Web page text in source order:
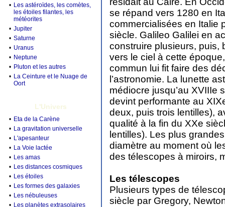
• Les astéroïdes, les comètes,
les étoiles filantes, les
météorites
• Jupiter
• Saturne
• Uranus
• Neptune
• Pluton et les autres
• La Ceinture et le Nuage de
Oort
L'Univers
• Eta de la Carène
• La gravitation universelle
• L'apesanteur
• La Voie lactée
• Les amas
• Les distances cosmiques
• Les étoiles
• Les formes des galaxies
• Les nébuleuses
• Les planètes extrasolaires
se répand vers 1280 en
commercialisées en Italie
siècle. Galileo Galilei en
construire plusieurs, puis,
vers le ciel à cette
commun lui fit faire des
l’astronomie. La lunette
médiocre jusqu’au XVIIIe
devint performante au
deux, puis trois lentilles),
qualité à la fin du XXe
lentilles). Les plus
diamètre au moment où
des télescopes à miroirs,
Les télescopes
Plusieurs types de
siècle par Gregory,